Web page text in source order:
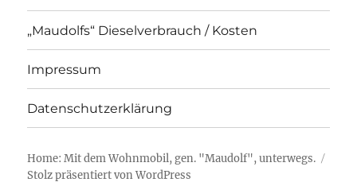
„Maudolfs“ Dieselverbrauch / Kosten
Impressum
Datenschutzerklärung
Home: Mit dem Wohnmobil, gen. "Maudolf", unterwegs.
Stolz präsentiert von WordPress